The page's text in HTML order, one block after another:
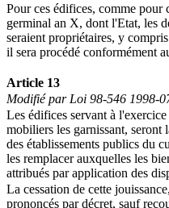
Pour ces édifices, comme pour
germinal an X, dont l'Etat, les
seraient propriétaires, y
il sera procédé conformément
Article 13
Modifié par Loi 98-546 1998-
Les édifices servant à
mobiliers les garnissant, seront
des établissements publics du
les remplacer auxquelles les
attribués par application des
La cessation de cette
prononcés par décret, sauf